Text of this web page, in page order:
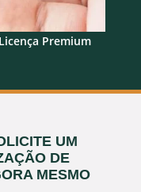
Premium
UM
DE
MESMO